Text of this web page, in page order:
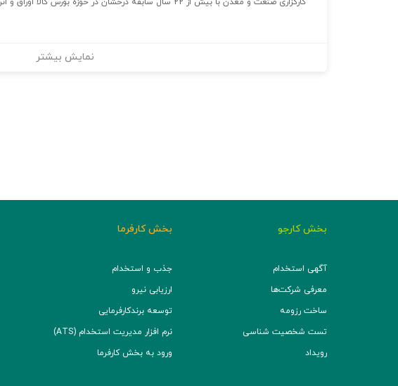
نمایش بیشتر
بخش کارجو
آگهی استخدام
معرفی شرکت‌ها
ساخت رزومه
تست شخصیت شناسی
رویداد
بخش کارفرما
جذب و استخدام
ارزیابی نیرو
توسعه برند‌کارفرمایی
نرم افزار مدیریت استخدام (ATS)
ورود به بخش کارفرما